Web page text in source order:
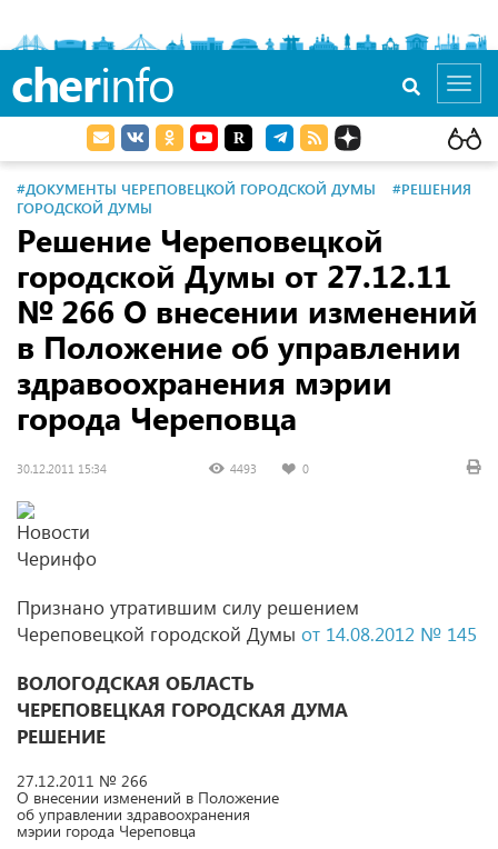
cherinfo
#ДОКУМЕНТЫ ЧЕРЕПОВЕЦКОЙ ГОРОДСКОЙ ДУМЫ
#РЕШЕНИЯ
ГОРОДСКОЙ ДУМЫ
Решение Череповецкой
городской Думы от 27.12.11
№ 266 О внесении изменений
в Положение об управлении
здравоохранения мэрии
города Череповца
30.12.2011 15:34 4493 0
Признано утратившим силу решением
Череповецкой городской Думы от 14.08.2012 № 145
ВОЛОГОДСКАЯ ОБЛАСТЬ
ЧЕРЕПОВЕЦКАЯ ГОРОДСКАЯ ДУМА
РЕШЕНИЕ
27.12.2011 № 266
О внесении изменений в Положение
об управлении здравоохранения
мэрии города Череповца